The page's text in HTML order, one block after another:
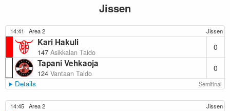
Jissen
14:41 Area 2 Jissen
Kari Hakuli
147 Asikkalan Taido
0
Tapani Vehkaoja
124 Vantaan Taido
0
Details Semifinal
14:45 Area 2 Jissen